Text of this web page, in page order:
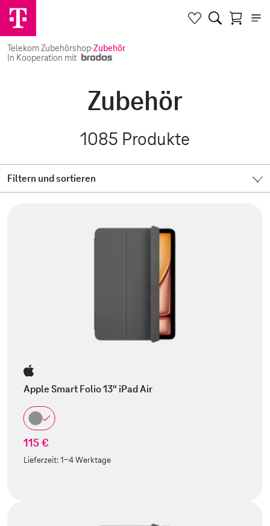
Telekom Zubehörshop·Zubehör
In Kooperation mit
Zubehör
1085 Produkte
Filtern und sortieren
Apple Smart Folio 13" iPad Air
115 €
Lieferzeit:1-4 Werktage